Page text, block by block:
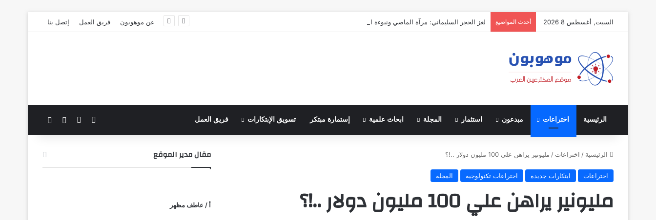
السبت, أغسطس 8 2026 أحدث المواضيع لغز الحجر السليماني: مرآة الماضي ونبوءة الزوال عن موهوبون فريق العمل إتصل بنا
الرئيسية اختراعات مبدعون استثمار المجلة ابحاث علمية إستمارة مبتكر تسويق الإبتكارات فريق العمل فيسبوك الوضع المظلم
الرئيسية / اختراعات / مليونير يراهن علي 100 مليون دولار ..!؟
اختراعات ابتكارات جديده اختراعات تكنولوجيه المجلة
مليونير يراهن علي 100 مليون دولار ..!؟
مقال مدير الموقع
أ / عاطف مظهر